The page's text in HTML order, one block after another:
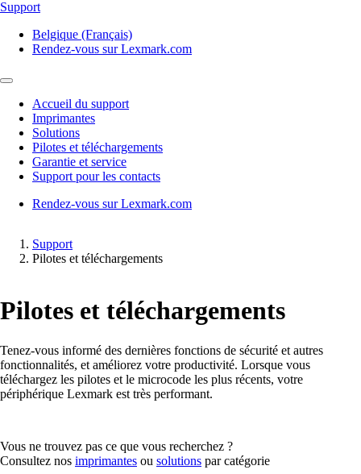
Support
Belgique (Français)
Rendez-vous sur Lexmark.com
Accueil du support
Imprimantes
Solutions
Pilotes et téléchargements
Garantie et service
Support pour les contacts
Rendez-vous sur Lexmark.com
Support
Pilotes et téléchargements
Pilotes et téléchargements
Tenez-vous informé des dernières fonctions de sécurité et autres
fonctionnalités, et améliorez votre productivité. Lorsque vous
téléchargez les pilotes et le microcode les plus récents, votre
périphérique Lexmark est très performant.
Vous ne trouvez pas ce que vous recherchez ?
Consultez nos imprimantes ou solutions par catégorie